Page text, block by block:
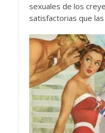
sexuales de los
satisfactorias que las